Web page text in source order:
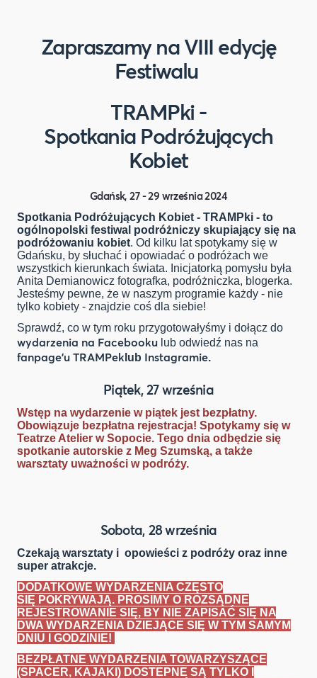
Zapraszamy na VIII edycję
Festiwalu
TRAMPki -
Spotkania Podróżujących
Kobiet
Gdańsk, 27 - 29 września 2024
Spotkania Podróżujących Kobiet - TRAMPki - to
ogólnopolski festiwal podróżniczy skupiający się na
podróżowaniu kobiet. Od kilku lat spotykamy się w
Gdańsku, by słuchać i opowiadać o podróżach we
wszystkich kierunkach świata. Inicjatorką pomysłu była
Anita Demianowicz fotografka, podróżniczka, blogerka.
Jesteśmy pewne, że w naszym programie każdy - nie
tylko kobiety - znajdzie coś dla siebie!
Sprawdź, co w tym roku przygotowałyśmy i dołącz do
wydarzenia na Facebooku lub odwiedź nas na
fanpage'u TRAMPek lub Instagramie.
Piątek, 27 września
Wstęp na wydarzenie w piątek jest bezpłatny.
Obowiązuje bezpłatna rejestracja! Spotykamy się w
Teatrze Atelier w Sopocie. Tego dnia odbędzie się
spotkanie autorskie z Meg Szumską, a także
warsztaty uważności w podróży.
Sobota, 28 września
Czekają warsztaty i opowieści z podróży oraz inne
super atrakcje.
DODATKOWE WYDARZENIA CZĘSTO
SIĘ POKRYWAJĄ. PROSIMY O ROZSĄDNE
REJESTROWANIE SIĘ, BY NIE ZAPISAĆ SIĘ NA
DWA WYDARZENIA DZIEJĄCE SIĘ W TYM SAMYM
DNIU I GODZINIE!
BEZPŁATNE WYDARZENIA TOWARZYSZĄCE
(SPACER, KAJAKI) DOSTEPNE SĄ TYLKO I